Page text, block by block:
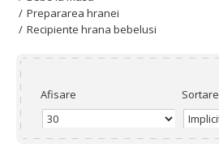
Prepararea hranei
Recipiente hrana bebelusi
Afisare Sortare